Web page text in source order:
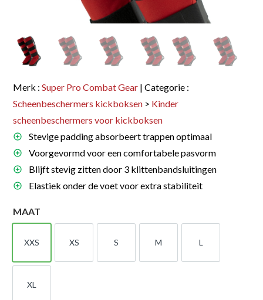
Merk :Super Pro Combat Gear | Categorie :
Scheenbeschermers kickboksen > Kinder
scheenbeschermers voor kickboksen
Stevige padding absorbeert trappen optimaal
Voorgevormd voor een comfortabele pasvorm
Blijft stevig zitten door 3 klittenbandsluitingen
Elastiek onder de voet voor extra stabiliteit
MAAT
XXS XS S M L
XL